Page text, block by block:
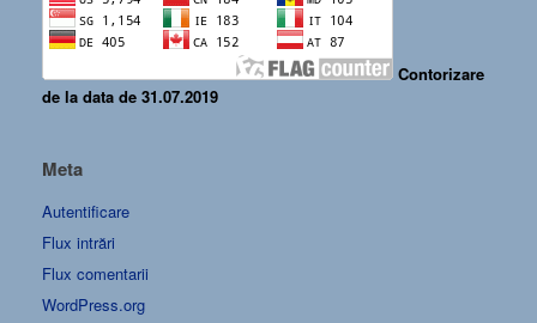
Contorizare
de la data de 31.07.2019
Meta
Autentificare
Flux intrări
Flux comentarii
WordPress.org